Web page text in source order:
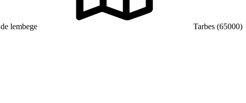
lembege Tarbes (65000)